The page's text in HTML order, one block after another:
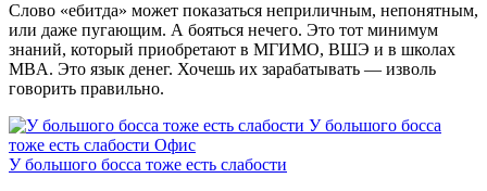
Слово «ебитда» может показаться неприличным, непонятным,
или даже пугающим. А бояться нечего. Это тот минимум
знаний, который приобретают в МГИМО, ВШЭ и в школах
MBA. Это язык денег. Хочешь их зарабатывать — изволь
говорить правильно.
У большого босса
тоже есть слабости Офис
У большого босса тоже есть слабости